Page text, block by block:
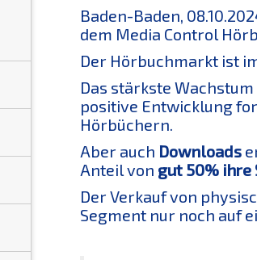
Baden-Baden,
dem Media Control
Der Hörbuchmarkt ist
Das stärkste
positive Entwicklung
Hörbüchern.
Aber auch Downloads
Anteil von gut 50%
Der Verkauf von
Segment nur noch auf